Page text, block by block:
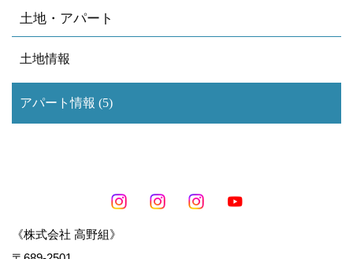
土地・アパート
土地情報
アパート情報 (5)
《株式会社 高野組》